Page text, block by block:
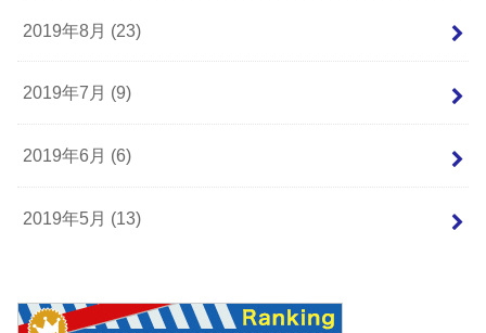
2019年8月 (23)
2019年7月 (9)
2019年6月 (6)
2019年5月 (13)